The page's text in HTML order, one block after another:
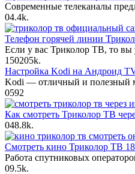
Современные телеканалы
04.4k.
Телефон горячей линии
Если у вас Триколор ТВ, то
150205k.
Настройка Kodi на Андроид
Kodi — отличный и полезный
0592
Как смотреть Триколор ТВ
048.8k.
Смотреть кино Триколор ТВ
Работа спутниковых
09.5k.